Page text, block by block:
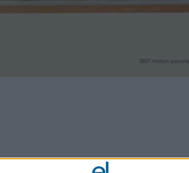
REGRESO DEL FÚTBOL